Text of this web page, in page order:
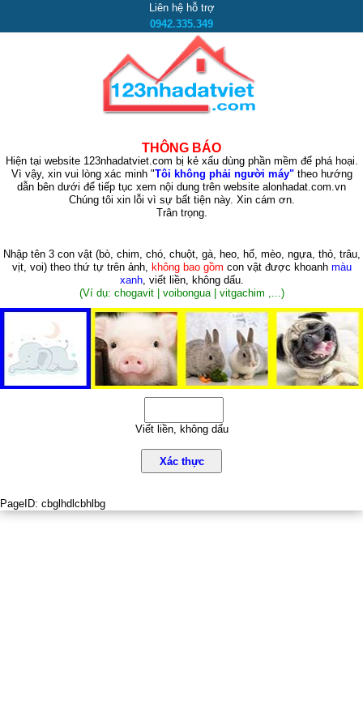
Liên hệ hỗ trợ
0942.335.349
THÔNG BÁO
Hiện tại website 123nhadatviet.com bị kẻ xấu dùng phần mềm để phá hoại.
Vì vậy, xin vui lòng xác minh "Tôi không phải người máy"theo hướng
dẫn bên dưới để tiếp tục xem nội dung trên website alonhadat.com.vn
Chúng tôi xin lỗi vì sự bất tiện này. Xin cám ơn.
Trân trọng.
Nhập tên 3 con vật (bò, chim, chó, chuột, gà, heo, hổ, mèo, ngựa, thỏ, trâu,
vịt, voi)theo thứ tự trên ảnh, không bao gồm con vật được khoanh màu
xanh, viết liền, không dấu.
(Ví dụ: chogavit | voibongua | vitgachim ,...)
Viết liền, không dấu
Xác thực
PageID: cbglhdlcbhlbg